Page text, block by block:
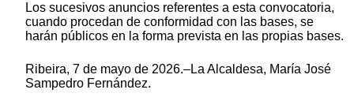
Los sucesivos anuncios referentes a esta convocatoria,
cuando procedan de conformidad con las bases, se
harán públicos en la forma prevista en las propias bases.
Ribeira, 7 de mayo de 2026.–La Alcaldesa, María José
Sampedro Fernández.